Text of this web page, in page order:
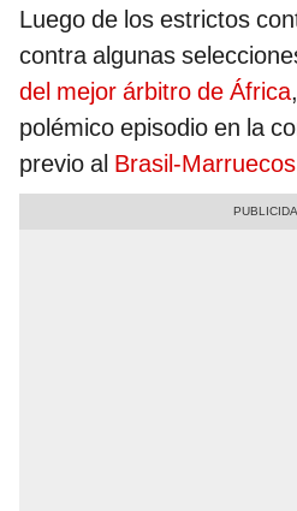
Luego de los estrictos
contra algunas
del mejor árbitro de África
polémico episodio en la
previo al Brasil-Marruecos